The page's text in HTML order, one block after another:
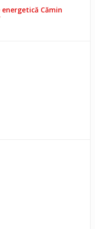
Cămin